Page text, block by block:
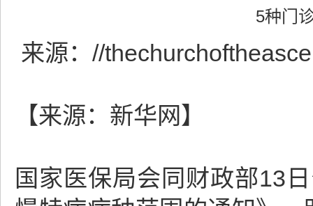
5种门
来源： //
【来源：新华网】
国家医保局会同财政部13